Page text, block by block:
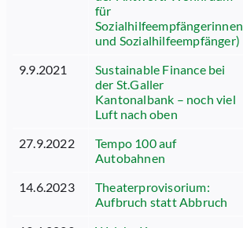
für
Sozialhilfeempfängerinnen
und Sozialhilfeempfänger)
9.9.2021
Sustainable Finance bei
der St.Galler
Kantonalbank – noch viel
Luft nach oben
27.9.2022
Tempo 100 auf
Autobahnen
14.6.2023
Theaterprovisorium:
Aufbruch statt Abbruch